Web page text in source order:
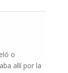
o
allí por la